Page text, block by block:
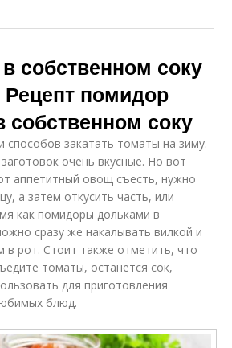
собственном соку
Рецепт помидор
собственном соку
способов закатать томаты на зиму.
очень вкусные. Но вот
аппетитный овощ съесть, нужно
а затем откусить часть, или
как помидоры дольками в
сразу же накалывать вилкой и
в рот. Стоит также отметить, что
томаты, останется сок,
для приготовления
блюд.